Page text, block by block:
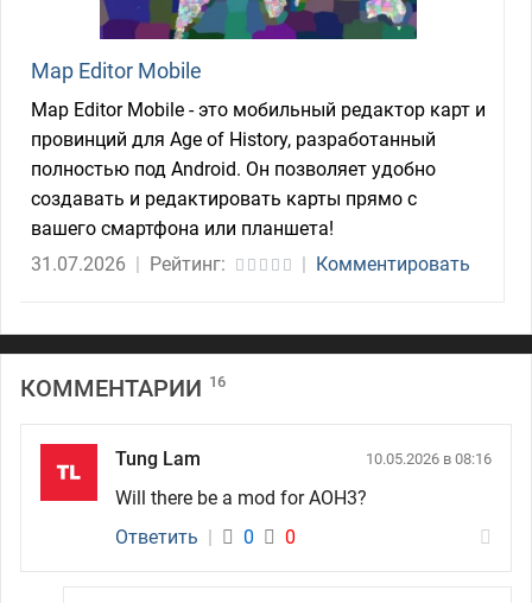
Map Editor Mobile
Map Editor Mobile - это мобильный редактор карт и
провинций для Age of History, разработанный
полностью под Android. Он позволяет удобно
создавать и редактировать карты прямо с
вашего смартфона или планшета!
31.07.2026 | Рейтинг: | Комментировать
КОММЕНТАРИИ 16
Tung Lam 10.05.2026 в 08:16
Will there be a mod for AOH3?
Ответить | 0 0